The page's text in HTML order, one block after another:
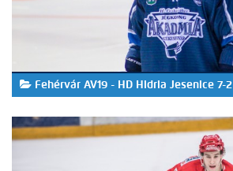
Fehérvár AV19 - HD Hidria Jesenice 7-2